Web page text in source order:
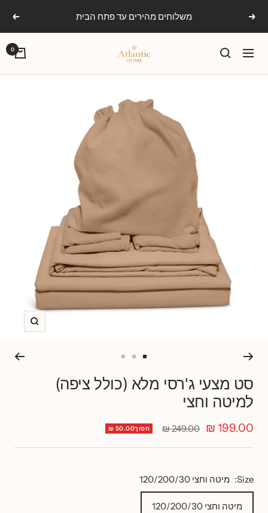
content
הקודם משלוחים מהירים עד פתח הבית הבא
ניווט
אטלנטיק
0
זום
to
slide
to
slide
to
slide
סט מצעי ג'רסי מלא (כולל ציפה)
למיטה וחצי
מחיר
מבצע
199.00 ₪
מחיר
249.00 ₪ חסוך50.00 ₪
Size: מיטה וחצי 120/200/30
מיטה וחצי 120/200/30